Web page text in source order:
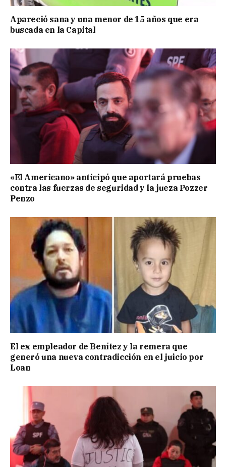
Apareció sana y una menor de 15 años que era
buscada en la Capital
«El Americano» anticipó que aportará pruebas
contra las fuerzas de seguridad y la jueza Pozzer
Penzo
El ex empleador de Benítez y la remera que
generó una nueva contradicción en el juicio por
Loan